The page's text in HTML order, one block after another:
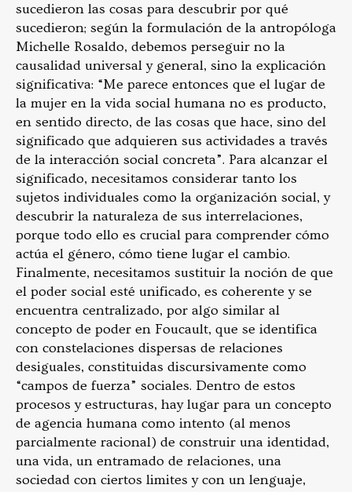
sucedieron las cosas para descubrir por qué
sucedieron; según la formulación de la antropóloga
Michelle Rosaldo, debemos perseguir no la
causalidad universal y general, sino la explicación
significativa: “Me parece entonces que el lugar de
la mujer en la vida social humana no es producto,
en sentido directo, de las cosas que hace, sino del
significado que adquieren sus actividades a través
de la interacción social concreta”. Para alcanzar el
significado, necesitamos considerar tanto los
sujetos individuales como la organización social, y
descubrir la naturaleza de sus interrelaciones,
porque todo ello es crucial para comprender cómo
actúa el género, cómo tiene lugar el cambio.
Finalmente, necesitamos sustituir la noción de que
el poder social esté unificado, es coherente y se
encuentra centralizado, por algo similar al
concepto de poder en Foucault, que se identifica
con constelaciones dispersas de relaciones
desiguales, constituidas discursivamente como
“campos de fuerza” sociales. Dentro de estos
procesos y estructuras, hay lugar para un concepto
de agencia humana como intento (al menos
parcialmente racional) de construir una identidad,
una vida, un entramado de relaciones, una
sociedad con ciertos limites y con un lenguaje,